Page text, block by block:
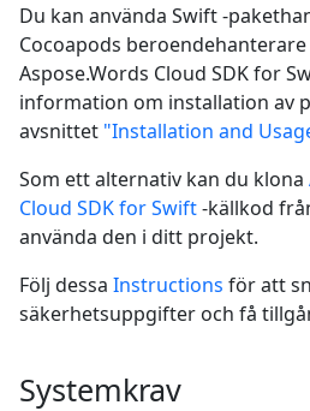
Du kan använda Swift -
Cocoapods
Aspose.Words Cloud SDK for
information om installation av
avsnittet "Installation and
Som ett alternativ kan du klona
Cloud SDK for Swift-källkod
använda den i ditt projekt.
Följ dessa Instructions för att
säkerhetsuppgifter och få
Systemkrav